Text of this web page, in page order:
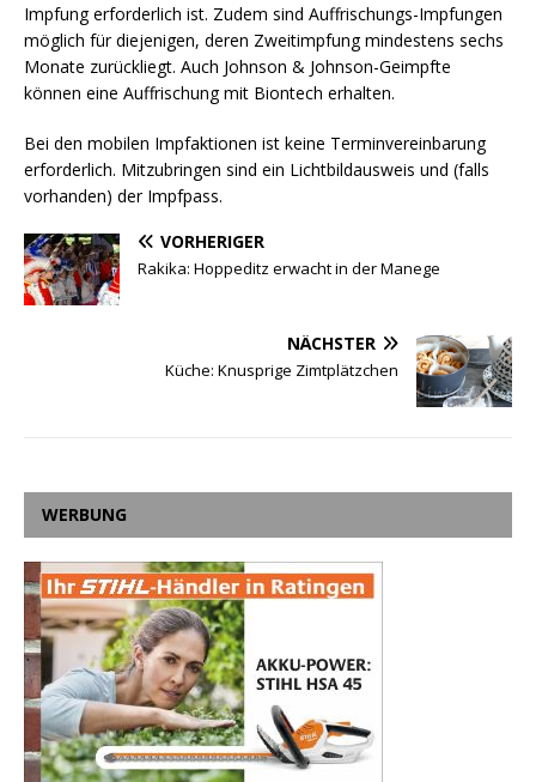
Impfung erforderlich ist. Zudem sind Auffrischungs-Impfungen
möglich für diejenigen, deren Zweitimpfung mindestens sechs
Monate zurückliegt. Auch Johnson & Johnson-Geimpfte
können eine Auffrischung mit Biontech erhalten.
Bei den mobilen Impfaktionen ist keine Terminvereinbarung
erforderlich. Mitzubringen sind ein Lichtbildausweis und (falls
vorhanden) der Impfpass.
VORHERIGER
Rakika: Hoppeditz erwacht in der Manege
NÄCHSTER
Küche: Knusprige Zimtplätzchen
WERBUNG